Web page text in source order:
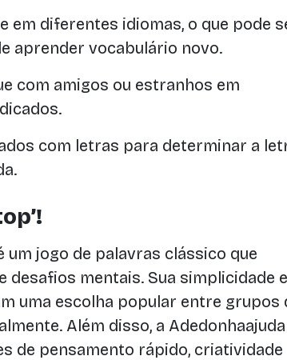
em diferentes idiomas, o que pode
aprender vocabulário novo.
com amigos ou estranhos em
com letras para determinar a
um jogo de palavras clássico que
desafios mentais. Sua simplicidade e
uma escolha popular entre grupos
Além disso, a Adedonhaajuda
de pensamento rápido, criatividade